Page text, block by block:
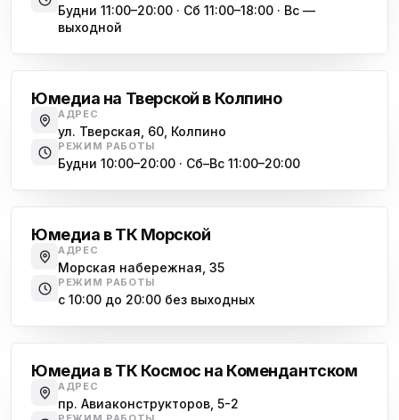
Будни 11:00–20:00 · Сб 11:00–18:00 · Вс —
выходной
Юмедиа на Тверской в Колпино
АДРЕС
ул. Тверская, 60, Колпино
РЕЖИМ РАБОТЫ
Будни 10:00–20:00 · Сб–Вс 11:00–20:00
Юмедиа в ТК Морской
АДРЕС
Морская набережная, 35
РЕЖИМ РАБОТЫ
с 10:00 до 20:00 без выходных
Юмедиа в ТК Космос на Комендантском
АДРЕС
пр. Авиаконструкторов, 5-2